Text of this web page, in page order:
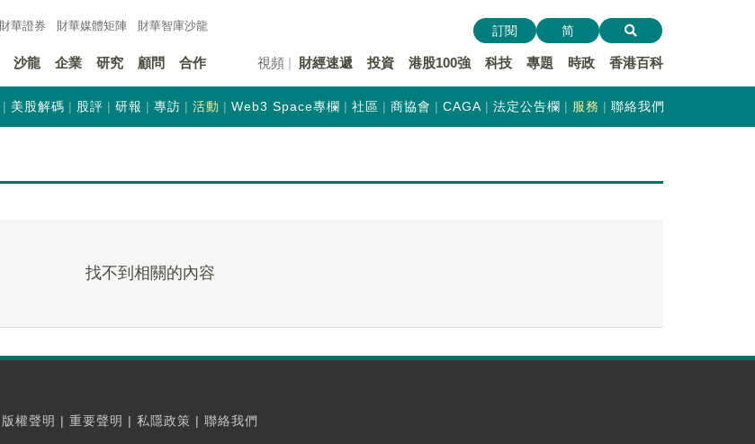
財華證券 財華媒體矩陣 財華智庫沙龍
沙龍 企業 研究 顧問 合作 視頻 財經速遞 投資 港股100強 科技 專題 時政 香港百科
訂閱 简
美股解碼 股評 研報 專訪 活動 Web3 Space專欄 社區 商協會 CAGA 法定公告欄 服務 聯絡我們
找不到相關的內容
版權聲明 | 重要聲明 | 私隱政策 | 聯絡我們